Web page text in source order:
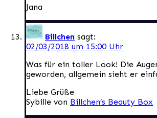
Jana
Billchen sagt:
02/03/2018 um 15:00 Uhr
Was für ein toller Look! Die
geworden, allgemein sieht er
Liebe Grüße
Sybille von Billchen’s Beauty Box